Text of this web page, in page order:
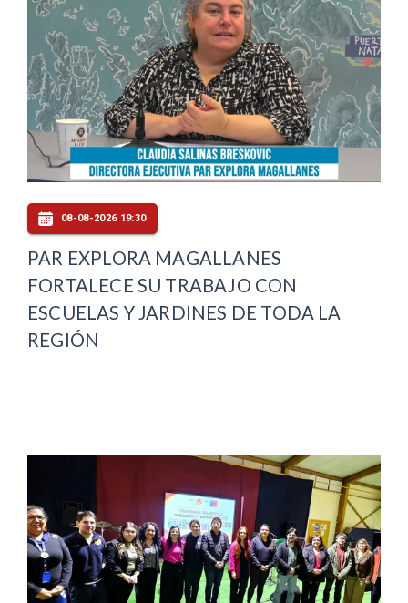
08-08-2026 19:30
PAR EXPLORA MAGALLANES
FORTALECE SU TRABAJO CON
ESCUELAS Y JARDINES DE TODA LA
REGIÓN